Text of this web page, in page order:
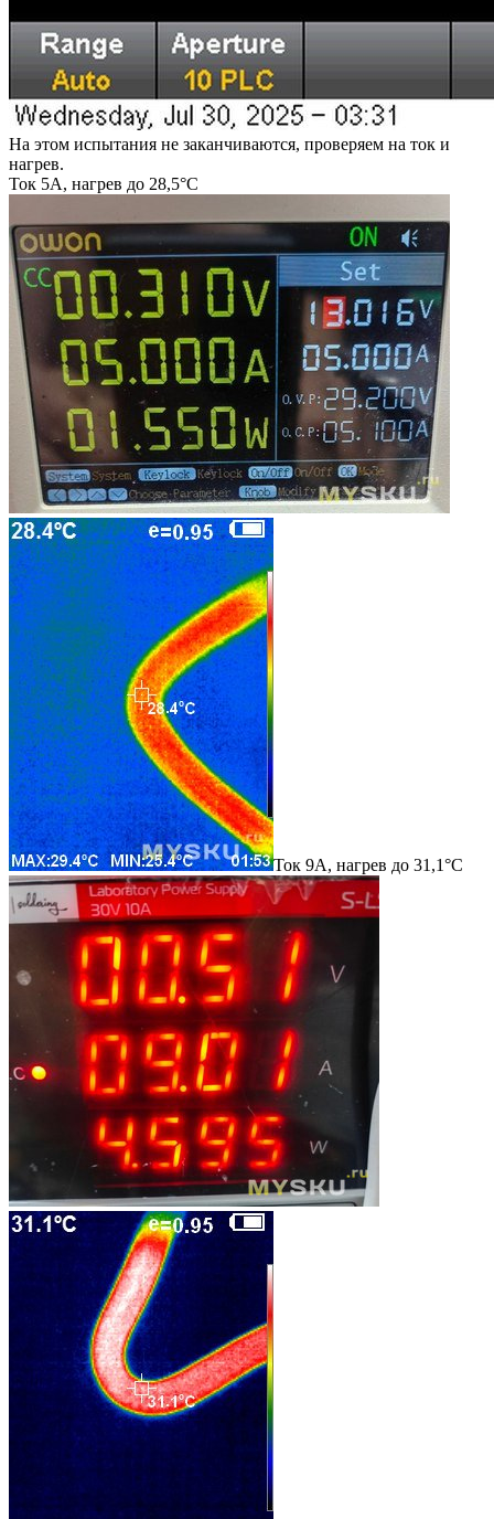
На этом испытания не заканчиваются, проверяем на ток и
нагрев.
Ток 5А, нагрев до 28,5°C
Ток 9А, нагрев до 31,1°C